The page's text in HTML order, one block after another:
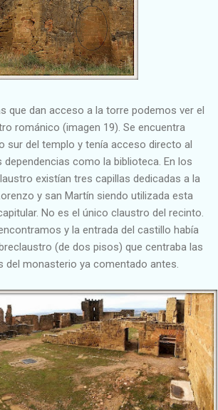
que dan acceso a la torre podemos ver el
románico (imagen 19). Se encuentra
sur del templo y tenía acceso directo al
como la biblioteca. En los
existían tres capillas dedicadas a la
y san Martín siendo utilizada esta
No es el único claustro del recinto.
y la entrada del castillo había
(de dos pisos) que centraba las
del monasterio ya comentado antes.